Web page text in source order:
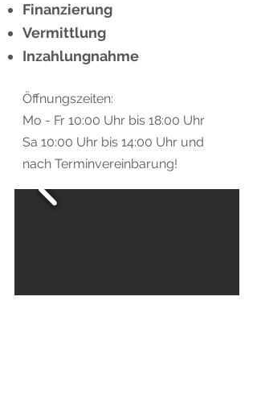
Finanzierung
Vermittlung
Inzahlungnahme
Öffnungszeiten:
Mo - Fr 10:00 Uhr bis 18:00 Uhr
Sa 10:00 Uhr bis 14:00 Uhr und
nach Terminvereinbarung!